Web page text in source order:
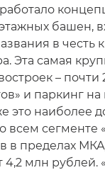
башен,
в честь
Эта самая
– почти
и паркинг
это наиболее
всем сегменте
в пределах
4,2 млн